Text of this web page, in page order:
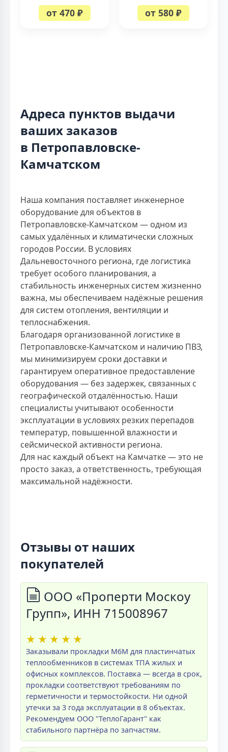
от 470 ₽ от 580 ₽
Адреса пунктов выдачи
ваших заказов
в Петропавловске-
Камчатском
Наша компания поставляет инженерное
оборудование для объектов в
Петропавловске-Камчатском — одном из
самых удалённых и климатически сложных
городов России. В условиях
Дальневосточного региона, где логистика
требует особого планирования, а
стабильность инженерных систем жизненно
важна, мы обеспечиваем надёжные решения
для систем отопления, вентиляции и
теплоснабжения.
Благодаря организованной логистике в
Петропавловске-Камчатском и наличию ПВЗ,
мы минимизируем сроки доставки и
гарантируем оперативное предоставление
оборудования — без задержек, связанных с
географической отдалённостью. Наши
специалисты учитывают особенности
эксплуатации в условиях резких перепадов
температур, повышенной влажности и
сейсмической активности региона.
Для нас каждый объект на Камчатке — это не
просто заказ, а ответственность, требующая
максимальной надёжности.
Отзывы от наших
покупателей
ООО «Проперти Москоу
Групп», ИНН 715008967
★ ★ ★ ★ ★
Заказывали прокладки M6M для пластинчатых
теплообменников в системах ТПА жилых и
офисных комплексов. Поставка — всегда в срок,
прокладки соответствуют требованиям по
герметичности и термостойкости. Ни одной
утечки за 3 года эксплуатации в 8 объектах.
Рекомендуем ООО "ТеплоГарант" как
стабильного партнёра по запчастям.